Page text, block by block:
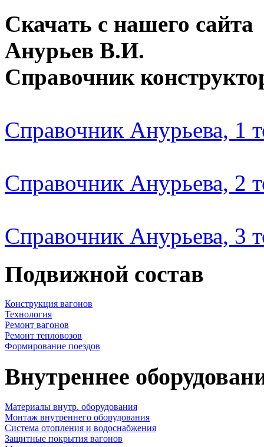
Скачать с нашего сайта
Анурьев В.И.
Справочник
Справочник Анурьева, 1
Справочник Анурьева, 2
Справочник Анурьева, 3
Подвижной состав
Конструкция вагонов
Технология
Ремонт вагонов
Ремонт тепловозов
Формирование поездов
Внутреннее
Материалы внутр. оборудования
Монтаж внутреннего оборудования
Cистема отопления и водоснабжения
Защитные покрытия вагонов